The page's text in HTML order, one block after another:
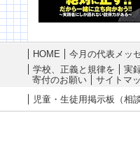
HOME 今月の代表メッ
学校、正義と規律を
実
寄付のお願い
サイトマ
児童・生徒用掲示板（相